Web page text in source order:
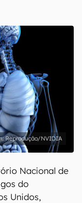
inscreva-se
Termos de Uso e Política
Reprodução/NVIDIA
Nacional de
do
Unidos,